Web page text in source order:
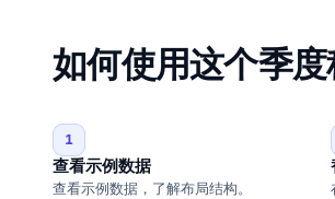
如何使用这个季
1
查看示例数据
查看示例数据，了解布局结构。